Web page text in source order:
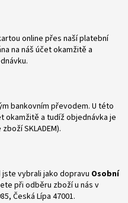
online přes naší platební
na náš účet okamžitě a
bankovním převodem. U této
okamžitě a tudíž objednávka je
SKLADEM).
vybrali jako dopravu Osobní
při odběru zboží u nás v
Česká Lípa 47001.